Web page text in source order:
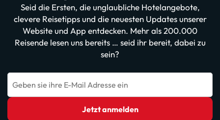
Seid die Ersten, die unglaubliche Hotelangebote,
clevere Reisetipps und die neuesten Updates unserer
Website und App entdecken. Mehr als 200.000
Reisende lesen uns bereits … seid ihr bereit, dabei zu
sein?
Geben sie ihre E-Mail Adresse ein
Jetzt anmelden